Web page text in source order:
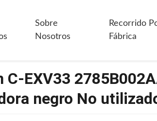
Sobre
Nosotros
Recorrido
Fábrica
C-EXV33
negro No